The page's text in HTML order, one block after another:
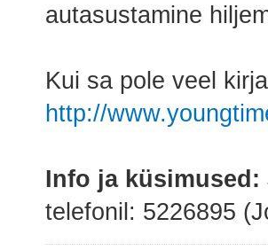
autasustamine
Kui sa pole veel
http://
Info ja küsimused:
telefonil: 5226895